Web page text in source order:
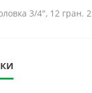
3/4", 12 гран.